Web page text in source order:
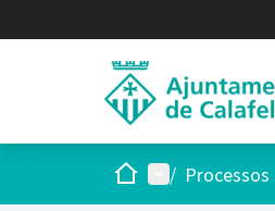
Inici Menú principal
/ Processos